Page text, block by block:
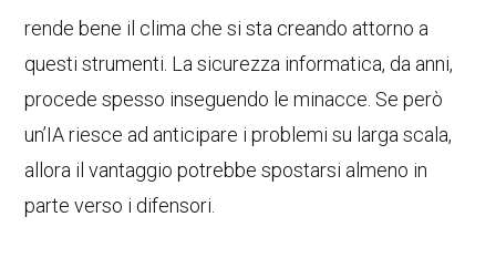
rende bene il clima che si sta creando attorno a
questi strumenti. La sicurezza informatica, da anni,
procede spesso inseguendo le minacce. Se però
un’IA riesce ad anticipare i problemi su larga scala,
allora il vantaggio potrebbe spostarsi almeno in
parte verso i difensori.